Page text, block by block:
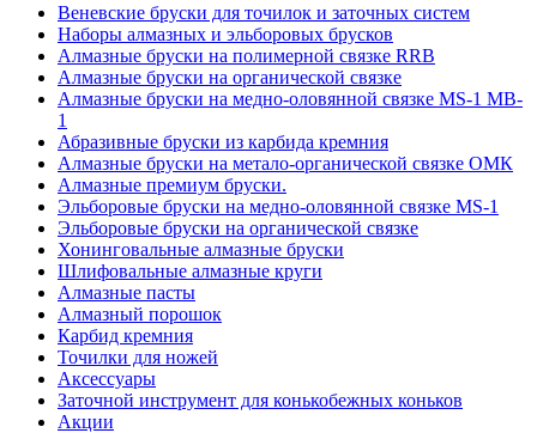
Веневские бруски для точилок и заточных систем
Наборы алмазных и эльборовых брусков
Алмазные бруски на полимерной связке RRB
Алмазные бруски на органической связке
Алмазные бруски на медно-оловянной связке MS-1 MB-
1
Абразивные бруски из карбида кремния
Алмазные бруски на метало-органической связке ОМК
Алмазные премиум бруски.
Эльборовые бруски на медно-оловянной связке MS-1
Эльборовые бруски на органической связке
Хонинговальные алмазные бруски
Шлифовальные алмазные круги
Алмазные пасты
Алмазный порошок
Карбид кремния
Точилки для ножей
Аксессуары
Заточной инструмент для конькобежных коньков
Акции